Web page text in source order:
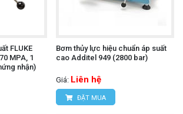
FLUKE
MPA, 1
nhận)
Bơm thủy lực hiệu chuẩn áp suất
cao Additel 949 (2800 bar)
Giá: Liên hệ
ĐẶT MUA